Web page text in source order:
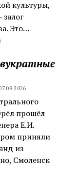
культуры,
залог
Это…
прошёл
Е.И.
приняли
из
Смоленск